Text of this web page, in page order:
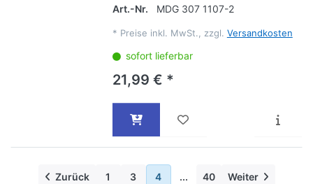
Art.-Nr. MDG 307 1107-2
* Preise inkl. MwSt., zzgl. Versandkosten
sofort lieferbar
21,99 € *
Zurück 1 3 4 ... 40 Weiter